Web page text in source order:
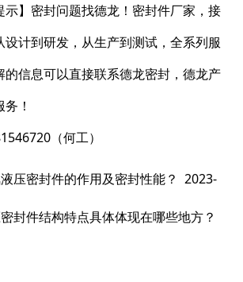
示】密封问题找德龙！密封件厂家，接
设计到研发，从生产到测试，全系列服
的信息可以直接联系德龙密封，德龙产
！
（何工）
压密封件的作用及密封性能？ 2023-
封件结构特点具体体现在哪些地方？